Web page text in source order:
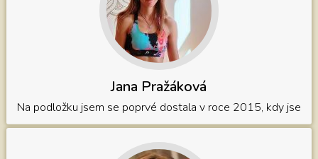
Jana Pražáková
Na podložku jsem se poprvé dostala v roce 2015, kdy jsem